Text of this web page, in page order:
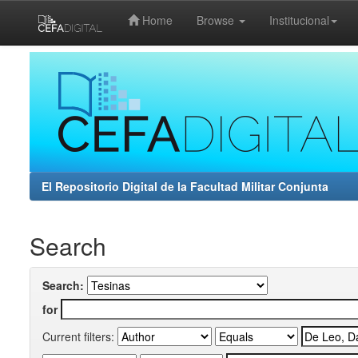
Home Browse Institucional
El Repositorio Digital de la Facultad Militar Conjunta
Search
Search:
for
Current filters: